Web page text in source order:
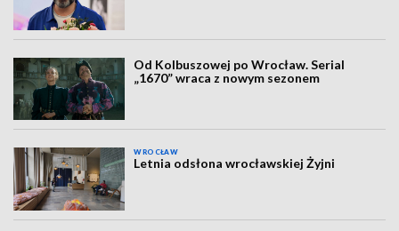
Od Kolbuszowej po Wrocław. Serial
„1670” wraca z nowym sezonem
WROCŁAW
Letnia odsłona wrocławskiej Żyjni